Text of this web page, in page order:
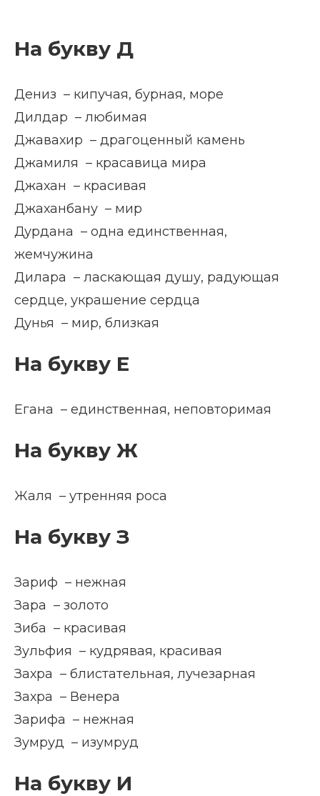
На букву Д
Дениз – кипучая, бурная, море
Дилдар – любимая
Джавахир – драгоценный камень
Джамиля – красавица мира
Джахан – красивая
Джаханбану – мир
Дурдана – одна единственная,
жемчужина
Дилара – ласкающая душу, радующая
сердце, украшение сердца
Дунья – мир, близкая
На букву Е
Егана – единственная, неповторимая
На букву Ж
Жаля – утренняя роса
На букву З
Зариф – нежная
Зара – золото
Зиба – красивая
Зульфия – кудрявая, красивая
Захра – блистательная, лучезарная
Захра – Венера
Зарифа – нежная
Зумруд – изумруд
На букву И